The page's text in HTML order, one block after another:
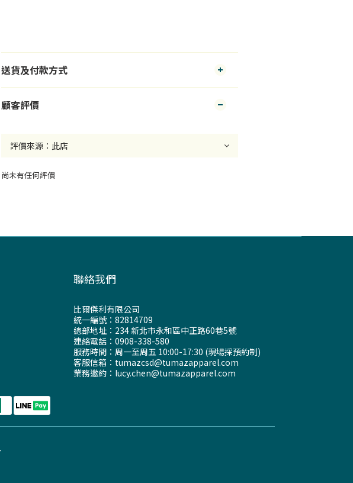
送貨及付款方式
顧客評價
尚未有任何評價
聯絡我們
比爾傑利有限公司
統一編號：82814709
總部地址：234 新北市永和區中正路60巷5號
連絡電話：0908-338-580
服務時間：周一至周五 10:00-17:30 (現場採預約制)
客服信箱：tumazcsd@tumazapparel.com
業務邀約：lucy.chen@tumazapparel.com